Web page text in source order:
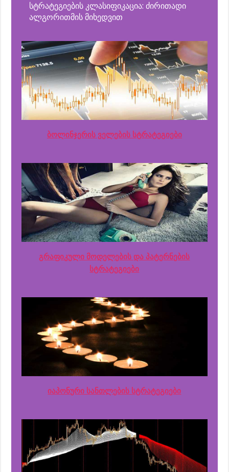
სტრატეგიების კლასიფიკაცია: ძირითადი
ალგორითმის მიხედვით
ბოლინჯერის ველების სტრატეგიები
გრაფიკული მოდელების და პატერნების
სტრატეგიები
იაპონური სანთლების სტრატეგიები